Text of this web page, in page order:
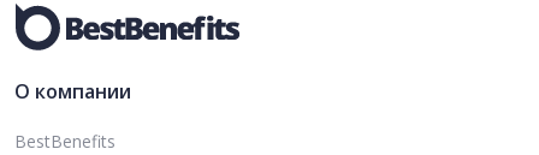
О компании
BestBenefits